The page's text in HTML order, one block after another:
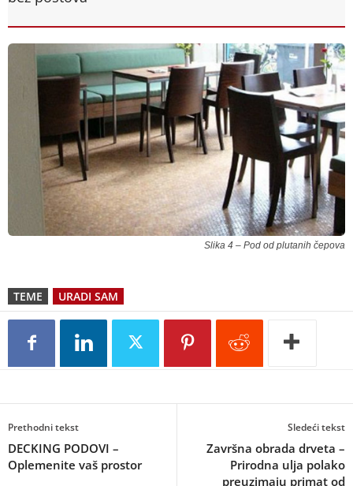
Slika 4 – Pod od plutanih čepova
TEME URADI SAM
Prethodni tekst
DECKING PODOVI –
Oplemenite vaš prostor
Sledeći tekst
Završna obrada drveta –
Prirodna ulja polako
preuzimaju primat od